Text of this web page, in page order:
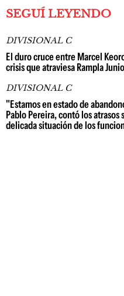
SEGUÍ LEYENDO
DIVISIONAL C
El duro cruce entre Marcel
crisis que atraviesa Rampla
DIVISIONAL C
"Estamos en estado de
Pablo Pereira, contó los
delicada situación de los